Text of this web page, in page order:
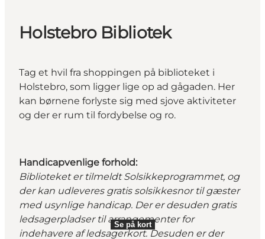
Holstebro Bibliotek
Tag et hvil fra shoppingen på biblioteket i
Holstebro, som ligger lige op ad gågaden. Her
kan børnene forlyste sig med sjove aktiviteter
og der er rum til fordybelse og ro.
Handicapvenlige forhold:
Biblioteket er tilmeldt Solsikkeprogrammet, og
der kan udleveres gratis solsikkesnor til gæster
med usynlige handicap. Der er desuden gratis
ledsagerpladser til arrangementer for
indehavere af ledsagerkort. Desuden er der
Se på kort